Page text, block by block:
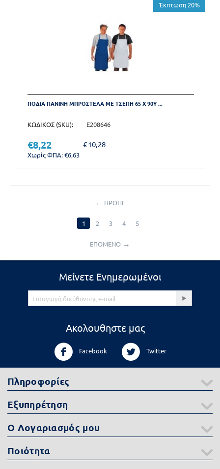
Έκπτωση 20%
ΠΟΔΙΑ ΠΑΝΙΝΗ ΜΠΡΟΣΤΕΛΑ ΜΕ ΤΣΕΠΗ 65 X 90Y ...
ΚΩΔΙΚΟΣ (SKU): E208646
€10,28
€8,22
Χωρίς ΦΠΑ:€6,63
ΠΡΟΗΓ
1 2 3 4 5
ΕΠΟΜΕΝΟ
Μείνετε Ενημερωμένοι
Ακολουθηστε μας
Facebook Twitter
Πληροφορίες
Εξυπηρέτηση
Ο Λογαριασμός μου
Ποιότητα